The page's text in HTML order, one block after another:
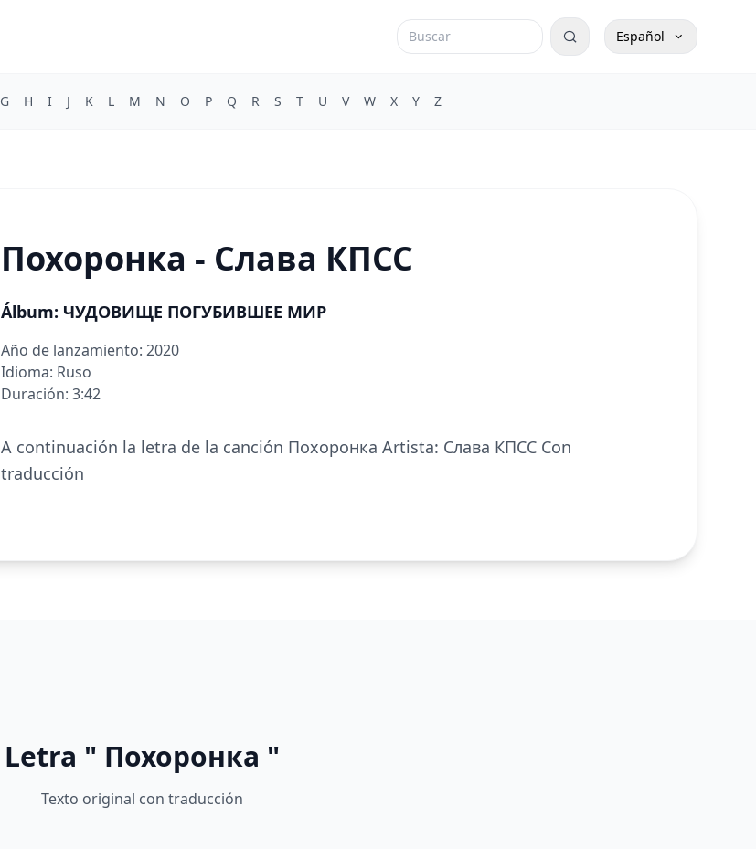
Español
G H I J K L M N O P Q R S T U V W X Y Z
Похоронка - Слава КПСС
Álbum: ЧУДОВИЩЕ ПОГУБИВШЕЕ МИР
Año de lanzamiento: 2020
Idioma: Ruso
Duración: 3:42
A continuación la letra de la canción Похоронка Artista: Слава КПСС Con
traducción
Letra " Похоронка "
Texto original con traducción